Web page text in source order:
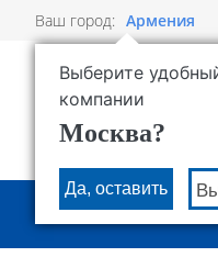
Ваш город: Армения
Выберите
компании
Москва?
Да, оставить
О